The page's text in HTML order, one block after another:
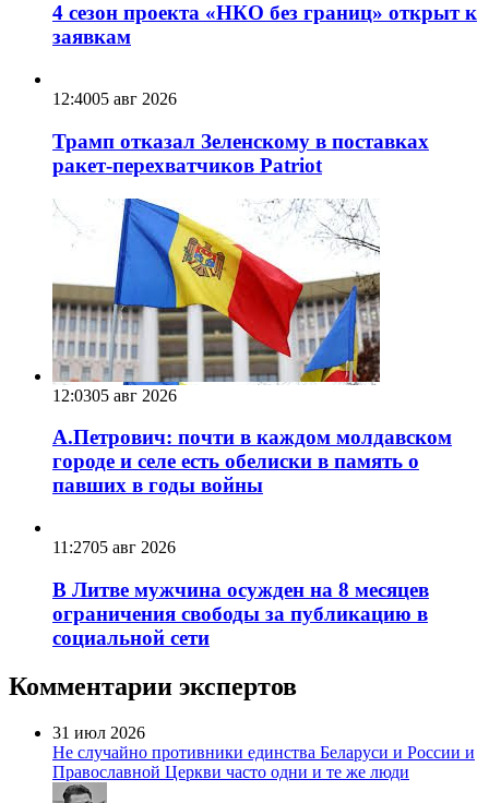
4 сезон проекта «НКО без границ» открыт к
заявкам
12:4005 авг 2026
Трамп отказал Зеленскому в поставках
ракет-перехватчиков Patriot
12:0305 авг 2026
А.Петрович: почти в каждом молдавском
городе и селе есть обелиски в память о
павших в годы войны
11:2705 авг 2026
В Литве мужчина осужден на 8 месяцев
ограничения свободы за публикацию в
социальной сети
Комментарии экспертов
31 июл 2026
Не случайно противники единства Беларуси и России и
Православной Церкви часто одни и те же люди